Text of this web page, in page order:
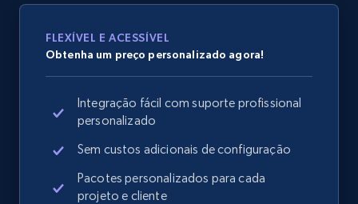
2.1K+ 355+
Home Depot US - Discover products by
specified URL
URL, Domain, Country code, Model number,
Sku, Product id, Product name, Manufacturer,
and more.
FLEXÍVEL E ACESSÍVEL
Obtenha um preço personalizado agora!
Integração fácil com suporte profissional
personalizado
Sem custos adicionais de configuração
Pacotes personalizados para cada
projeto e cliente